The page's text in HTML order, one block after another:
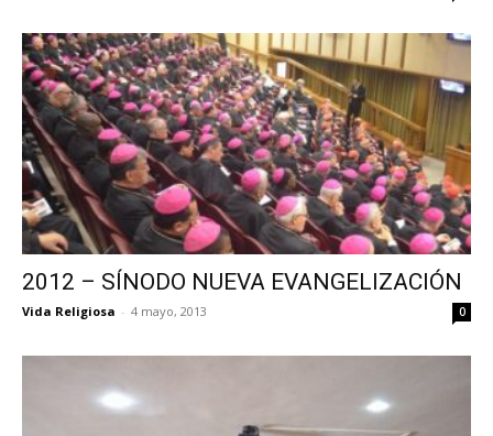
2012 – SÍNODO NUEVA EVANGELIZACIÓN
Vida Religiosa - 4 mayo, 2013 0